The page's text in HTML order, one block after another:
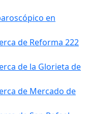
en
de Reforma 222
de la Glorieta de
de Mercado de